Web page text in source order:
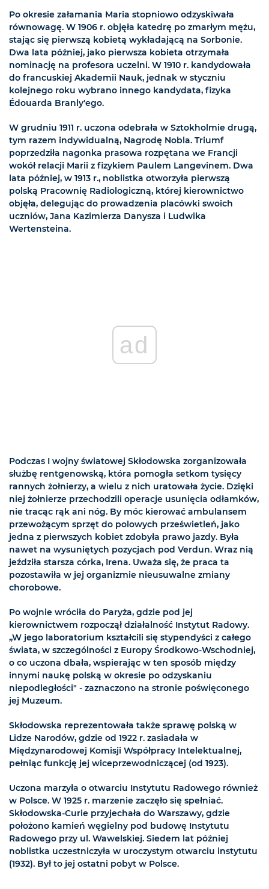
Po okresie załamania Maria stopniowo odzyskiwała
równowagę. W 1906 r. objęła katedrę po zmarłym mężu,
stając się pierwszą kobietą wykładającą na Sorbonie.
Dwa lata później, jako pierwsza kobieta otrzymała
nominację na profesora uczelni. W 1910 r. kandydowała
do francuskiej Akademii Nauk, jednak w styczniu
kolejnego roku wybrano innego kandydata, fizyka
Édouarda Branly'ego.
W grudniu 1911 r. uczona odebrała w Sztokholmie drugą,
tym razem indywidualną, Nagrodę Nobla. Triumf
poprzedziła nagonka prasowa rozpętana we Francji
wokół relacji Marii z fizykiem Paulem Langevinem. Dwa
lata później, w 1913 r., noblistka otworzyła pierwszą
polską Pracownię Radiologiczną, której kierownictwo
objęła, delegując do prowadzenia placówki swoich
uczniów, Jana Kazimierza Danysza i Ludwika
Wertensteina.
ad
Podczas I wojny światowej Skłodowska zorganizowała
służbę rentgenowską, która pomogła setkom tysięcy
rannych żołnierzy, a wielu z nich uratowała życie. Dzięki
niej żołnierze przechodzili operacje usunięcia odłamków,
nie tracąc rąk ani nóg. By móc kierować ambulansem
przewożącym sprzęt do polowych prześwietleń, jako
jedna z pierwszych kobiet zdobyła prawo jazdy. Była
nawet na wysuniętych pozycjach pod Verdun. Wraz nią
jeździła starsza córka, Irena. Uważa się, że praca ta
pozostawiła w jej organizmie nieusuwalne zmiany
chorobowe.
Po wojnie wróciła do Paryża, gdzie pod jej
kierownictwem rozpoczął działalność Instytut Radowy.
„W jego laboratorium kształcili się stypendyści z całego
świata, w szczególności z Europy Środkowo-Wschodniej,
o co uczona dbała, wspierając w ten sposób między
innymi naukę polską w okresie po odzyskaniu
niepodległości" - zaznaczono na stronie poświęconego
jej Muzeum.
Skłodowska reprezentowała także sprawę polską w
Lidze Narodów, gdzie od 1922 r. zasiadała w
Międzynarodowej Komisji Współpracy Intelektualnej,
pełniąc funkcję jej wiceprzewodniczącej (od 1923).
Uczona marzyła o otwarciu Instytutu Radowego również
w Polsce. W 1925 r. marzenie zaczęło się spełniać.
Skłodowska-Curie przyjechała do Warszawy, gdzie
położono kamień węgielny pod budowę Instytutu
Radowego przy ul. Wawelskiej. Siedem lat później
noblistka uczestniczyła w uroczystym otwarciu instytutu
(1932). Był to jej ostatni pobyt w Polsce.